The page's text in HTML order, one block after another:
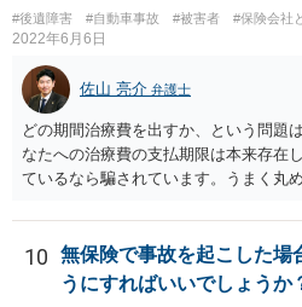
ているがが定かではありませんが、昨
過しており、時効なども意識しながら
す。 待っていても事態が打開しない可
可能な弁護士に個別に問い合わせ、上
談してみるのが望ましいかもしれません
#後遺障害 #自動車事故 #被害者 #保険会社
2022年6月6日
佐山 亮介 弁護士
どの期間治療費を出すか、という問題
なたへの治療費の支払期限は本来存在
ているなら騙されています。うまく丸
せんが、受診したならば提出すべきで
10
無保険で事故を起こした場
うにすればいいでしょうか